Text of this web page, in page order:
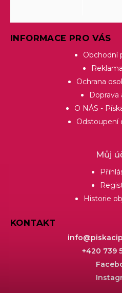
INFORMACE PRO VÁS
Obchodní
Ochrana
Doprava
O NÁS -
Odstoupení
Můj
Historie
KONTAKT
info@
+420 739